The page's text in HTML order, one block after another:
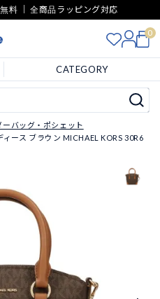
料 ｜ 全商品ラッピング対応
0
CATEGORY
ーバッグ・ポシェット
ース ブラウン MICHAEL KORS 30R6